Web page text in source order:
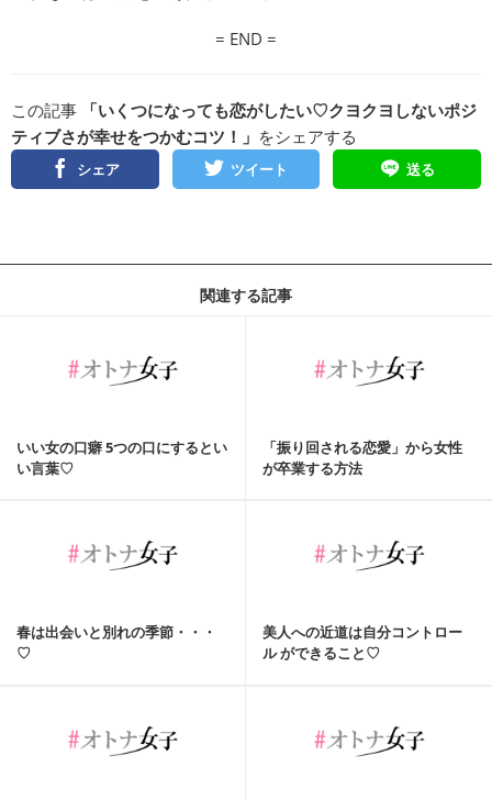
= END =
この記事
「いくつになっても恋がしたい♡クヨクヨしないポジ
ティブさが幸せをつかむコツ！」 をシェアする
シェア ツイート 送る
関連する記事
いい女の口癖 5つの口にするとい
い言葉♡
「振り回される恋愛」から女性
が卒業する方法
春は出会いと別れの季節・・・
♡
美人への近道は自分コントロー
ル ができること♡